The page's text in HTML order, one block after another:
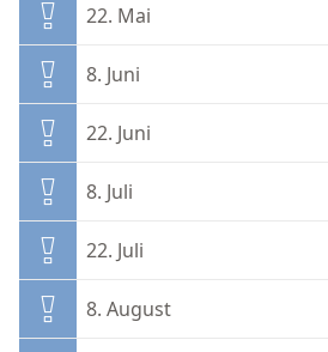
22. Mai
8. Juni
22. Juni
8. Juli
22. Juli
8. August